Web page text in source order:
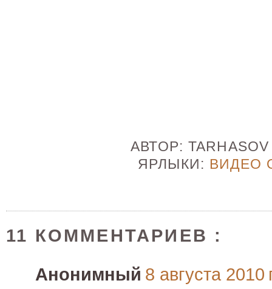
АВТОР:
ЯРЛЫКИ: ВИДЕО
11 КОММЕНТАРИЕВ :
Анонимный 8 августа 2010